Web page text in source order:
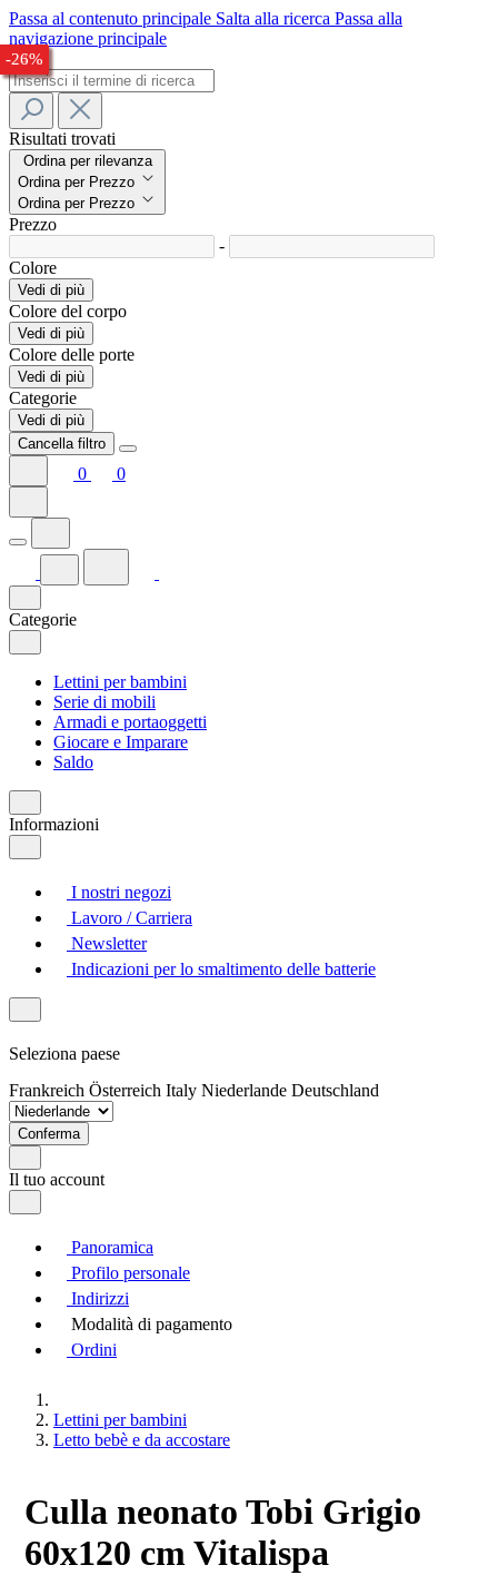
Passa al contenuto principale Salta alla ricerca Passa alla
navigazione principale
Risultati trovati
Ordina per rilevanza
Ordina per Prezzo
Ordina per Prezzo
Prezzo
-
Colore
Vedi di più
Colore del corpo
Vedi di più
Colore delle porte
Vedi di più
Categorie
Vedi di più
Cancella filtro
0 0
Categorie
Lettini per bambini
Serie di mobili
Armadi e portaoggetti
Giocare e Imparare
Saldo
Informazioni
I nostri negozi
Lavoro / Carriera
Newsletter
Indicazioni per lo smaltimento delle batterie
Seleziona paese
Frankreich Österreich Italy Niederlande Deutschland
Conferma
Il tuo account
Panoramica
Profilo personale
Indirizzi
Modalità di pagamento
Ordini
Lettini per bambini
Letto bebè e da accostare
Culla neonato Tobi Grigio
60x120 cm Vitalispa
-29%
-22%
-32%
-33%
-24%
-26%